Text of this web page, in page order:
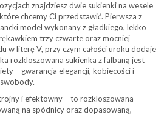
znajdziesz dwie sukienki na wesele
chcemy Ci przedstawić. Pierwsza z
model wykonany z gładkiego, lekko
trzy czwarte oraz mocniej
w literę V, przy czym całości uroku dodaje
rozkloszowana sukienka z falbaną jest
– gwarancja elegancji, kobiecości i
i efektowny – to rozkloszowana
na spódnicy oraz dopasowaną,